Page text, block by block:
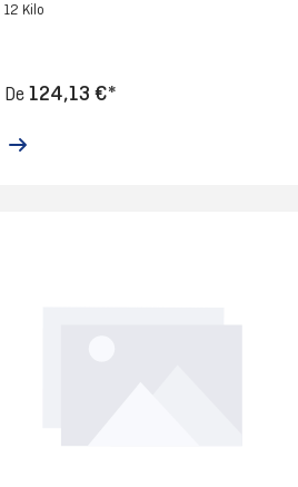
12 Kilo
De 124,13 €*